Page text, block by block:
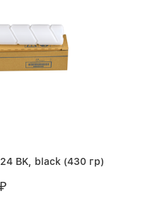
BK, black (430 гр)
₽